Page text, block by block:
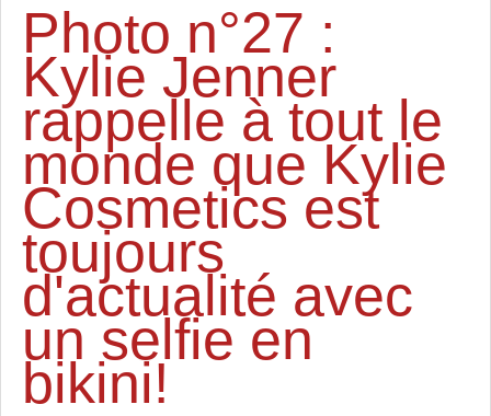
Photo n°27 :
Kylie Jenner
rappelle à tout le
monde que Kylie
Cosmetics est
toujours
d'actualité avec
un selfie en
bikini!